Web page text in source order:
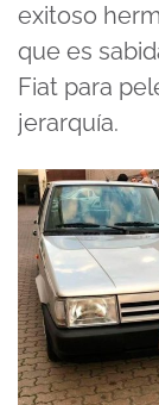
exitoso
que es
Fiat para
jerarquía.